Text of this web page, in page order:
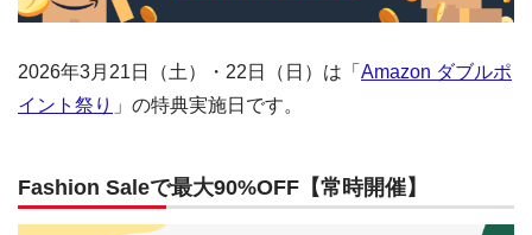
2026年3月21日（土）・22日（日）は「 Amazon ダブルポ
イント祭り 」の特典実施日です。
Fashion Saleで最大90%OFF【常時開催】